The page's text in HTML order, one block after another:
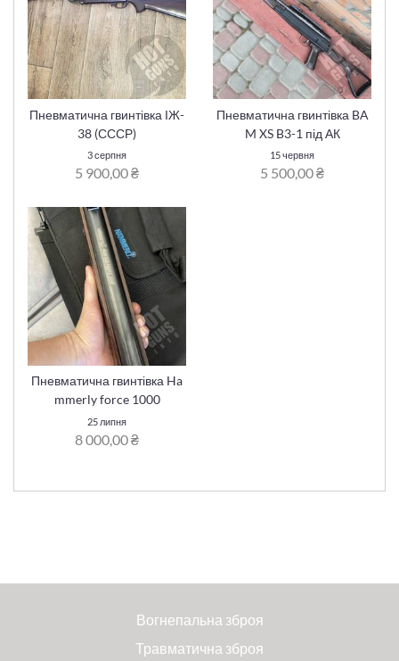
Пневматична гвинтівка ІЖ-
38 (СССР)
3 серпня
5 900,00 ₴
Пневматична гвинтівка BA
M XS B3-1 під АК
15 червня
5 500,00 ₴
Пневматична гвинтівка Ha
mmerly force 1000
25 липня
8 000,00 ₴
Вогнепальна зброя
Травматична зброя